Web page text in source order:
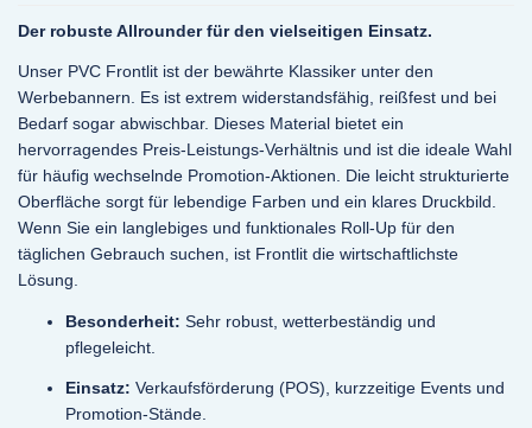
Der robuste Allrounder für den vielseitigen Einsatz.
Unser PVC Frontlit ist der bewährte Klassiker unter den
Werbebannern. Es ist extrem widerstandsfähig, reißfest und bei
Bedarf sogar abwischbar. Dieses Material bietet ein
hervorragendes Preis-Leistungs-Verhältnis und ist die ideale Wahl
für häufig wechselnde Promotion-Aktionen. Die leicht strukturierte
Oberfläche sorgt für lebendige Farben und ein klares Druckbild.
Wenn Sie ein langlebiges und funktionales Roll-Up für den
täglichen Gebrauch suchen, ist Frontlit die wirtschaftlichste
Lösung.
Besonderheit: Sehr robust, wetterbeständig und
pflegeleicht.
Einsatz: Verkaufsförderung (POS), kurzzeitige Events und
Promotion-Stände.